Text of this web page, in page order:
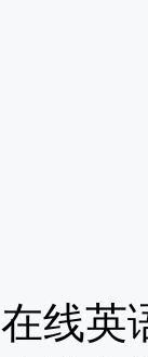
在线英